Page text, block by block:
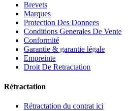
Brevets
Marques
Protection Des Donnees
Conditions Generales De Vente
Conformité
Garantie & garantie légale
Empreinte
Droit De Retractation
Rétractation
Rétractation du contrat ici